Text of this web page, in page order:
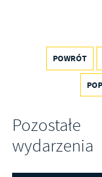
POWRÓT
Pozostałe
wydarzenia